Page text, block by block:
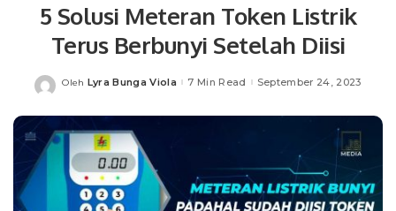
5 Solusi Meteran Token Listrik
Terus Berbunyi Setelah Diisi
Posted
Oleh Lyra Bunga Viola 7 Min Read September 24, 2023